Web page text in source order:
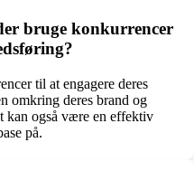
bruge konkurrencer
til at engagere deres
omkring deres brand og
kan også være en effektiv
på.